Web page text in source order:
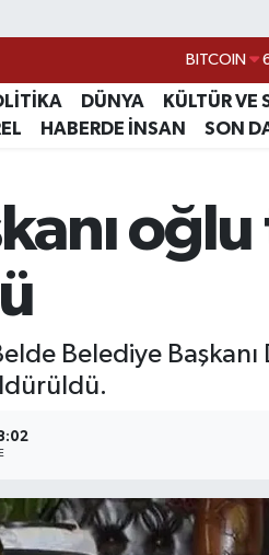
EURO
GRAM ALTIN
DÜNYA KÜLTÜR VE
HABERDE İNSAN SON
Belediye